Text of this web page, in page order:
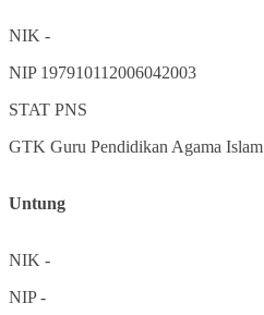
NIK -
NIP 197910112006042003
STAT PNS
GTK Guru Pendidikan Agama Islam
Untung
NIK -
NIP-